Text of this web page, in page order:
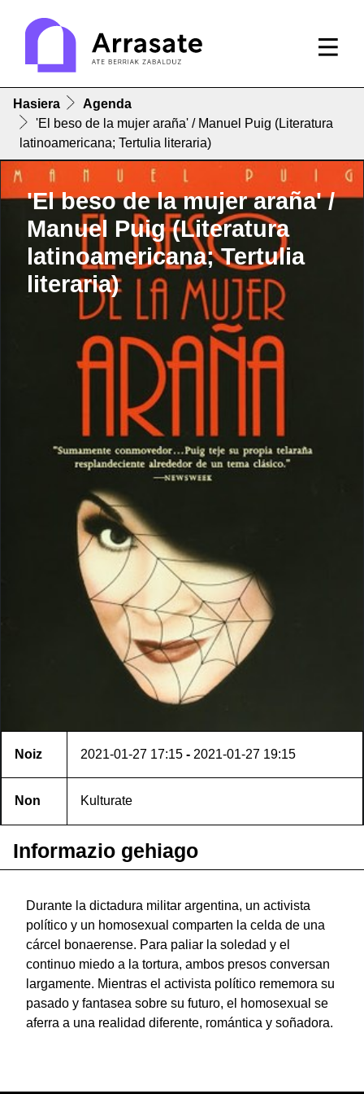
Hasiera
Agenda
'El beso de la mujer araña' / Manuel Puig (Literatura
latinoamericana; Tertulia literaria)
'El beso de la mujer araña' /
Manuel Puig (Literatura
latinoamericana; Tertulia
literaria)
Noiz 2021-01-27 17:15 - 2021-01-27 19:15
Non Kulturate
Informazio gehiago
Durante la dictadura militar argentina, un activista
político y un homosexual comparten la celda de una
cárcel bonaerense. Para paliar la soledad y el
continuo miedo a la tortura, ambos presos conversan
largamente. Mientras el activista político rememora su
pasado y fantasea sobre su futuro, el homosexual se
aferra a una realidad diferente, romántica y soñadora.